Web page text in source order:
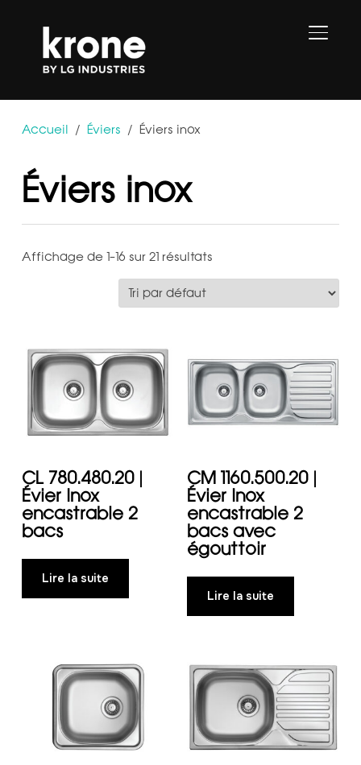
Accueil / Éviers / Éviers inox
Éviers inox
Affichage de 1–16 sur 21 résultats
CL 780.480.20 |
Évier Inox
encastrable 2
bacs
Lire la suite
CM 1160.500.20 |
Évier Inox
encastrable 2
bacs avec
égouttoir
Lire la suite